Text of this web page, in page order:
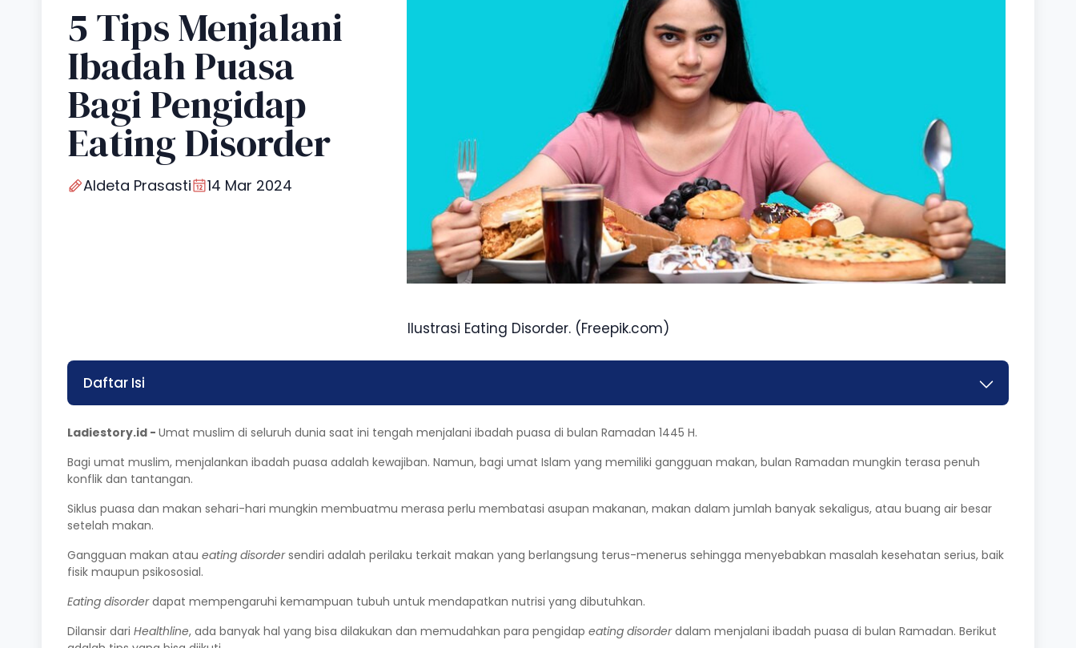
5 Tips Menjalani
Ibadah Puasa
Bagi Pengidap
Eating Disorder
Aldeta Prasasti 14 Mar 2024
Ilustrasi Eating Disorder. (Freepik.com)
Daftar Isi
Ladiestory.id - Umat muslim di seluruh dunia saat ini tengah menjalani ibadah puasa di bulan Ramadan 1445 H.
Bagi umat muslim, menjalankan ibadah puasa adalah kewajiban. Namun, bagi umat Islam yang memiliki gangguan makan, bulan Ramadan mungkin terasa penuh
konflik dan tantangan.
Siklus puasa dan makan sehari-hari mungkin membuatmu merasa perlu membatasi asupan makanan, makan dalam jumlah banyak sekaligus, atau buang air besar
setelah makan.
Gangguan makan atau eating disordersendiri adalah perilaku terkait makan yang berlangsung terus-menerus sehingga menyebabkan masalah kesehatan serius, baik
fisik maupun psikososial.
Eating disorderdapat mempengaruhi kemampuan tubuh untuk mendapatkan nutrisi yang dibutuhkan.
Dilansir dari Healthline, ada banyak hal yang bisa dilakukan dan memudahkan para pengidap eating disorderdalam menjalani ibadah puasa di bulan Ramadan. Berikut